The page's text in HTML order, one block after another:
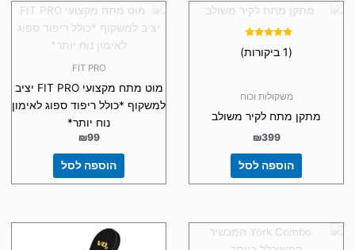
5.00
(1 ביקורות)
משקולות וכוח
מתקן מתח לקיר משולב
₪399
הוספה לסל
FIT PRO
מוט מתח מקצועי FIT PRO יציב
למשקוף *כולל ריפוד ספוג לאימון
נוח יותר*
₪99
הוספה לסל